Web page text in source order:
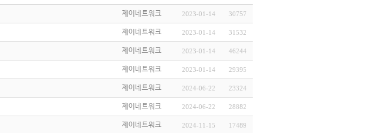
제이네트워크 2023-01-14 30757
제이네트워크 2023-01-14 31532
제이네트워크 2023-01-14 46244
제이네트워크 2023-01-14 29395
제이네트워크 2024-06-22 23324
제이네트워크 2024-06-22 28882
제이네트워크 2024-11-15 17489